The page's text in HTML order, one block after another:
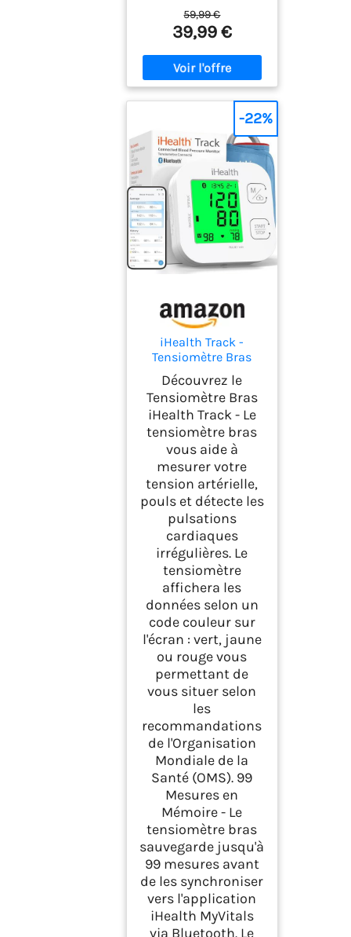
59,99 €
39,99 €
iHealth Track -
Tensiomètre Bras
pour Mesure Tension
Artérielle, Pouls - 99
Mémoires - Affichage
3 Couleurs sur Écran
LCD, Brassard
Longue Portée -
Dispositif Médical
Bluetooth iOS,
Android
Découvrez le
Tensiomètre Bras
iHealth Track - Le
tensiomètre bras
vous aide à
mesurer votre
tension artérielle,
pouls et détecte les
pulsations
cardiaques
irrégulières. Le
tensiomètre
affichera les
données selon un
code couleur sur
l'écran : vert, jaune
ou rouge vous
permettant de
vous situer selon
les
recommandations
de l'Organisation
Mondiale de la
Santé (OMS). 99
Mesures en
Mémoire - Le
tensiomètre bras
sauvegarde jusqu'à
99 mesures avant
de les synchroniser
vers l'application
iHealth MyVitals
via Bluetooth. Le
-22%